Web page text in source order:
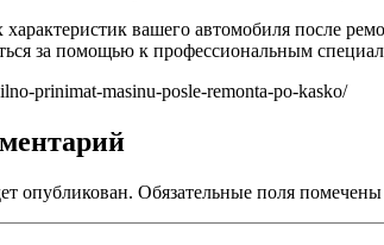
характеристик вашего автомобиля после
за помощью к профессиональным
prinimat-masinu-posle-remonta-po-kasko/
опубликован. Обязательные поля помечены